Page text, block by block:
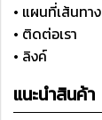
• แผนที่เส้นทาง
• ติดต่อเรา
• ลิงค์
แนะนำสินค้า